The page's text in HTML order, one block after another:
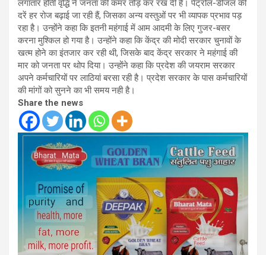
लगातार होती वृद्धि ने जनता की कमर तोड़ कर रख दी है। पेट्रोल-डीजल की
दरें हर रोज बढ़ाई जा रही हैं, जिसका अन्य वस्तुओं पर भी व्यापक प्रभाव पड़
रहा है। उन्होंने कहा कि इतनी महंगाई में आम आदमी के लिए गुजर-बसर
करना मुश्किल हो गया है। उन्होंने कहा कि केंद्र की मोदी सरकार चुनावों के
खत्म होने का इंतजार कर रही थी, जिसके बाद केंद्र सरकार ने महंगाई की
मार को जनता पर थोप दिया। उन्होंने कहा कि प्रदेश की जयराम सरकार
अपने कर्मचारियों पर लाठियां बरसा रही है। प्रदेश सरकार के पास कर्मचारियों
की मांगों को सुनने का भी समय नही है।
Share the news